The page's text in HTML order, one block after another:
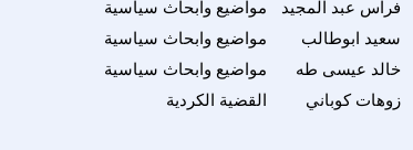
مواضيع وابحاث سياسية فراس عبد المجيد
مواضيع وابحاث سياسية
سعيد ابوطالب
مواضيع وابحاث سياسية
خالد عيسى طه
القضية الكردية
زوهات كوباني